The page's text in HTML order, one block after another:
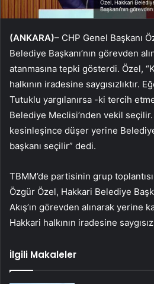
(ANKARA)– CHP Genel Başkanı
Belediye Başkanı’nın görevden
atanmasına tepki gösterdi. Özel,
halkının iradesine saygısızlıktır.
Tutuklu yargılanırsa -ki tercih
Belediye Meclisi’nden vekil seçilir.
kesinleşince düşer yerine
başkanı seçilir” dedi.
TBMM’de partisinin grup
Özgür Özel, Hakkari Belediye
Akış’ın görevden alınarak yerine
Hakkari halkının iradesine
İlgili Makaleler